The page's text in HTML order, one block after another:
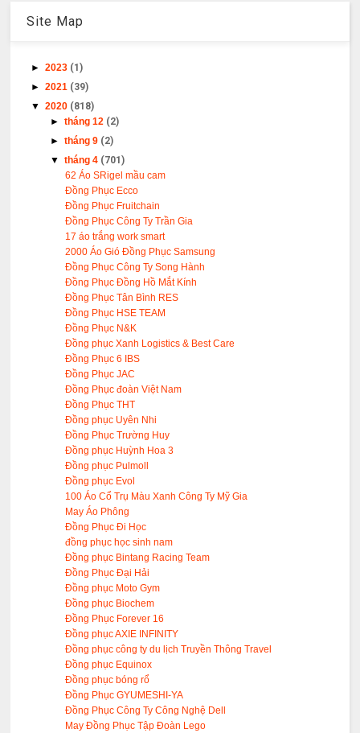
Site Map
►2023 (1)
►2021 (39)
▼2020 (818)
►tháng 12 (2)
►tháng 9 (2)
▼tháng 4 (701)
62 Áo SRigel mầu cam
Đồng Phục Ecco
Đồng Phục Fruitchain
Đồng Phục Công Ty Trần Gia
17 áo trắng work smart
2000 Áo Gió Đồng Phục Samsung
Đồng Phục Công Ty Song Hành
Đồng Phục Đồng Hồ Mắt Kính
Đồng Phục Tân Bình RES
Đồng Phục HSE TEAM
Đồng Phục N&K
Đồng phục Xanh Logistics & Best Care
Đồng Phục 6 IBS
Đồng Phục JAC
Đồng Phục đoàn Việt Nam
Đồng Phục THT
Đồng phục Uyên Nhi
Đồng Phục Trường Huy
Đồng phục Huỳnh Hoa 3
Đồng phục Pulmoll
Đồng phục Evol
100 Áo Cổ Trụ Màu Xanh Công Ty Mỹ Gia
May Áo Phông
Đồng Phục Đi Học
đồng phục học sinh nam
Đồng phục Bintang Racing Team
Đồng Phục Đại Hải
Đồng phục Moto Gym
Đồng phục Biochem
Đồng Phục Forever 16
Đồng phục AXIE INFINITY
Đồng phục công ty du lịch Truyền Thông Travel
Đồng phục Equinox
Đồng phục bóng rổ
Đồng Phục GYUMESHI-YA
Đồng Phục Công Ty Công Nghệ Dell
May Đồng Phục Tập Đoàn Lego